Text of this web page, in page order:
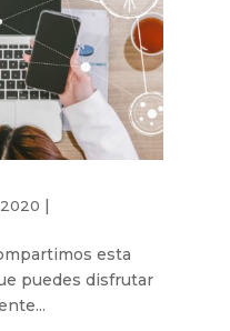
|
esta
puedes disfrutar